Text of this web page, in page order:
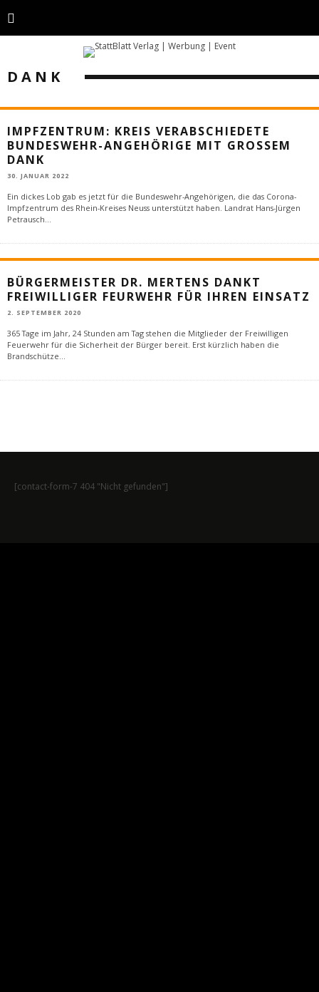
DANK
IMPFZENTRUM: KREIS VERABSCHIEDETE
BUNDESWEHR-ANGEHÖRIGE MIT GROSSEM D
ANK
30. JANUAR 2022
Ein dickes Lob gab es jetzt für die Bundeswehr-Angehörigen, die das Corona-
Impfzentrum des Rhein-Kreises Neuss unterstützt haben. Landrat Hans-Jürgen
Petrausch...
BÜRGERMEISTER DR. MERTENS DANKT
FREIWILLIGER FEURWEHR FÜR IHREN EINSATZ
2. SEPTEMBER 2020
365 Tage im Jahr, 24 Stunden am Tag stehen die Mitglieder der Freiwilligen
Feuerwehr für die Sicherheit der Bürger bereit. Erst kürzlich haben die
Brandschütze...
[contact-form-7 404 "Nicht gefunden"]